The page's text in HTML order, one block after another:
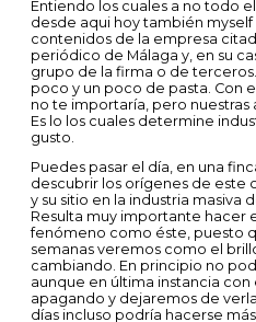
Entiendo los cuales a no todo
desde aqui hoy también
contenidos de la empresa
periódico de Málaga y, en su
grupo de la firma o de
poco y un poco de pasta. Con
no te importaría, pero nuestras
Es lo los cuales determine
gusto.
Puedes pasar el día, en una
descubrir los orígenes de este
y su sitio en la industria masiva
Resulta muy importante hacer
fenómeno como éste, puesto
semanas veremos como el
cambiando. En principio no
aunque en última instancia
apagando y dejaremos de
días incluso podría hacerse